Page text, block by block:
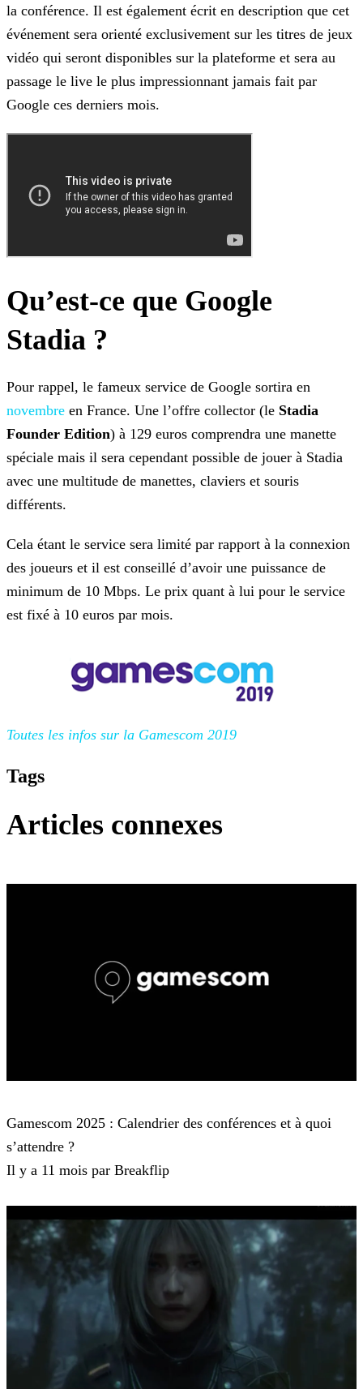
la conférence. Il est également écrit en description que cet
événement sera orienté exclusivement sur les titres de jeux
vidéo qui seront disponibles sur la plateforme et sera au
passage le live le plus impressionnant jamais fait par
Google ces derniers mois.
Qu’est-ce que Google
Stadia ?
Pour rappel, le fameux service de Google sortira en
novembre en France. Une l’offre collector (le Stadia
Founder Edition) à 129 euros comprendra une manette
spéciale mais il sera cependant possible de jouer à Stadia
avec une multitude de manettes, claviers et souris
différents.
Cela étant le service sera limité par rapport à la connexion
des joueurs et il est conseillé d’avoir une puissance de
minimum de 10 Mbps. Le prix quant à lui pour le service
est fixé à 10 euros par mois.
Toutes les infos sur la Gamescom 2019
Tags
Articles connexes
Gamescom 2025 : Calendrier des conférences et à quoi
s’attendre ?
Il y a 11 mois par Breakflip